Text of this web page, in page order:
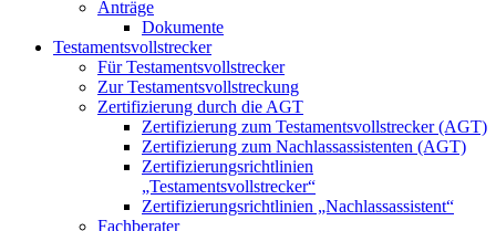
Anträge
Dokumente
Testamentsvollstrecker
Für Testamentsvollstrecker
Zur Testamentsvollstreckung
Zertifizierung durch die AGT
Zertifizierung zum Testamentsvollstrecker (AGT)
Zertifizierung zum Nachlassassistenten (AGT)
Zertifizierungsrichtlinien
„Testamentsvollstrecker“
Zertifizierungsrichtlinien „Nachlassassistent“
Fachberater